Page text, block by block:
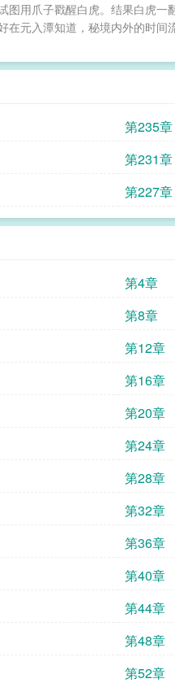
用爪子戳醒白虎。结果白虎一
元入潭知道，秘境内外的时间
第235章
第231章
第227章
第4章
第8章
第12章
第16章
第20章
第24章
第28章
第32章
第36章
第40章
第44章
第48章
第52章